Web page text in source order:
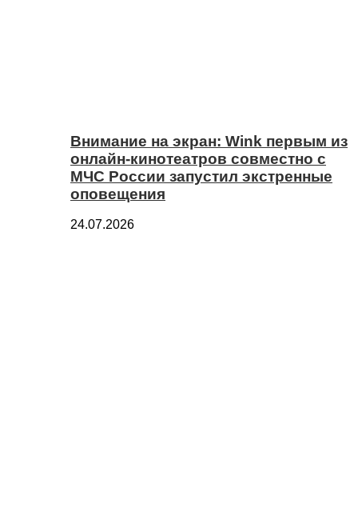
Внимание на экран: Wink первым из
онлайн-кинотеатров совместно с
МЧС России запустил экстренные
оповещения
24.07.2026